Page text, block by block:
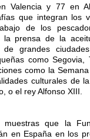
Valencia y 77 en
que integran los
de los
la prensa de la
grandes
como Segovia,
como la
culturales de
o el rey Alfonso XIII.
que la
en España en los